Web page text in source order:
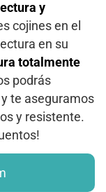
y
cojines en el
en su
totalmente
podrás
te aseguramos
y resistente.